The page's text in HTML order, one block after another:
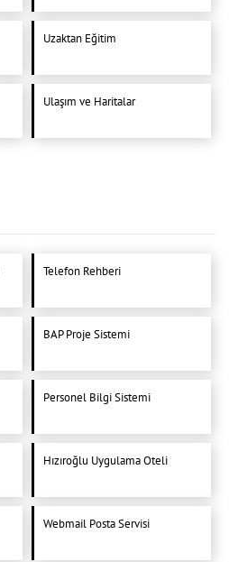
Uzaktan Eğitim
Ulaşım ve Haritalar
Telefon Rehberi
BAP Proje Sistemi
Personel Bilgi Sistemi
Hızıroğlu Uygulama Oteli
Webmail Posta Servisi